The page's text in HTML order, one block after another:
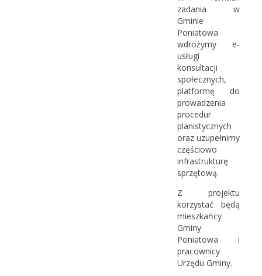
zadania w
Gminie
Poniatowa
wdrożymy e-
usługi
konsultacji
społecznych,
platformę do
prowadzenia
procedur
planistycznych
oraz uzupełnimy
częściowo
infrastrukturę
sprzętową.
Z projektu
korzystać będą
mieszkańcy
Gminy
Poniatowa i
pracownicy
Urzędu Gminy.